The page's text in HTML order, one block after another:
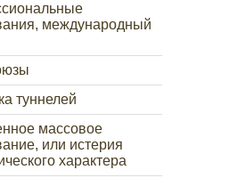
международный
туннелей
массовое
или истерия
характера